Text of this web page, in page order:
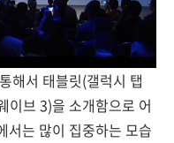
해서 태블릿(갤럭시 탭
이브 3)을 소개함으로 어
서는 많이 집중하는 모습